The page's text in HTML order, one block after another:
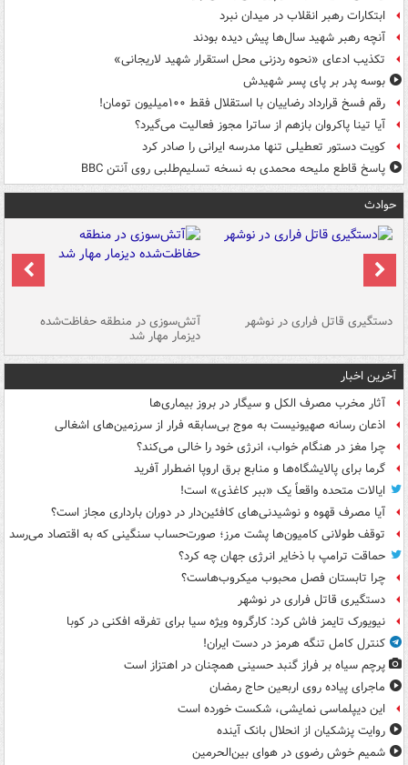
ابتکارات رهبر انقلاب در میدان نبرد
آنچه رهبر شهید سال‌ها پیش دیده بودند
تکذیب ادعای «نحوه ردزنی محل استقرار شهید لاریجانی»
بوسه‌ پدر بر پای پسر شهیدش
رقم فسخ قرارداد رضاییان با استقلال فقط ۱۰۰میلیون تومان!
آیا تینا پاکروان بازهم از ساترا مجوز فعالیت می‌گیرد؟
کویت دستور تعطیلی تنها مدرسه ایرانی را صادر کرد
پاسخ قاطع ملیحه محمدی به نسخه تسلیم‌طلبی روی آنتن BBC
حوادث
دستگیری قاتل فراری در نوشهر آتش‌سوزی در منطقه حفاظت‌شده
دیزمار مهار شد
آخرین اخبار
آثار مخرب مصرف الکل و سیگار در بروز بیماری‌ها
اذعان رسانه صهیونیست به موج بی‌سابقه فرار از سرزمین‌های اشغالی
چرا مغز در هنگام خواب، انرژی خود را خالی می‌کند؟
گرما برای پالایشگاه‌ها و منابع برق اروپا اضطرار آفرید
ایالات متحده واقعاً یک «ببر کاغذی» است!
آیا مصرف قهوه و نوشیدنی‌های کافئین‌دار در دوران بارداری مجاز است؟
توقف طولانی کامیون‌ها پشت مرز؛ صورت‌حساب سنگینی که به اقتصاد می‌رسد
حماقت ترامپ با ذخایر انرژی جهان چه کرد؟
چرا تابستان فصل محبوب میکروب‌هاست؟
دستگیری قاتل فراری در نوشهر
نیویورک تایمز فاش کرد: کارگروه ویژه سیا برای تفرقه افکنی در کوبا
کنترل کامل تنگه هرمز در دست ایران!
پرچم سیاه بر فراز گنبد حسینی همچنان در اهتزاز است
ماجرای پیاده روی اربعین حاج رمضان
این دیپلماسی نمایشی، شکست خورده است
روایت پزشکیان از انحلال بانک آینده
شمیم خوش رضوی در هوای بین‌الحرمین